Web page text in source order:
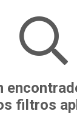
filtros